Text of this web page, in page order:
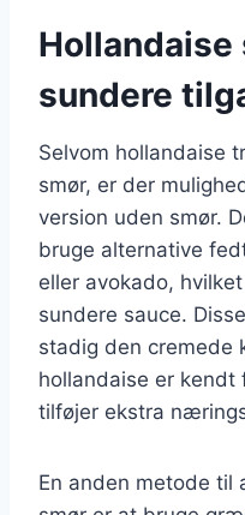
Hollandaise
sundere
Selvom hollandaise
smør, er der
version uden smør.
bruge alternative
eller avokado,
sundere sauce.
stadig den cremede
hollandaise er kendt
tilføjer ekstra
En anden metode til